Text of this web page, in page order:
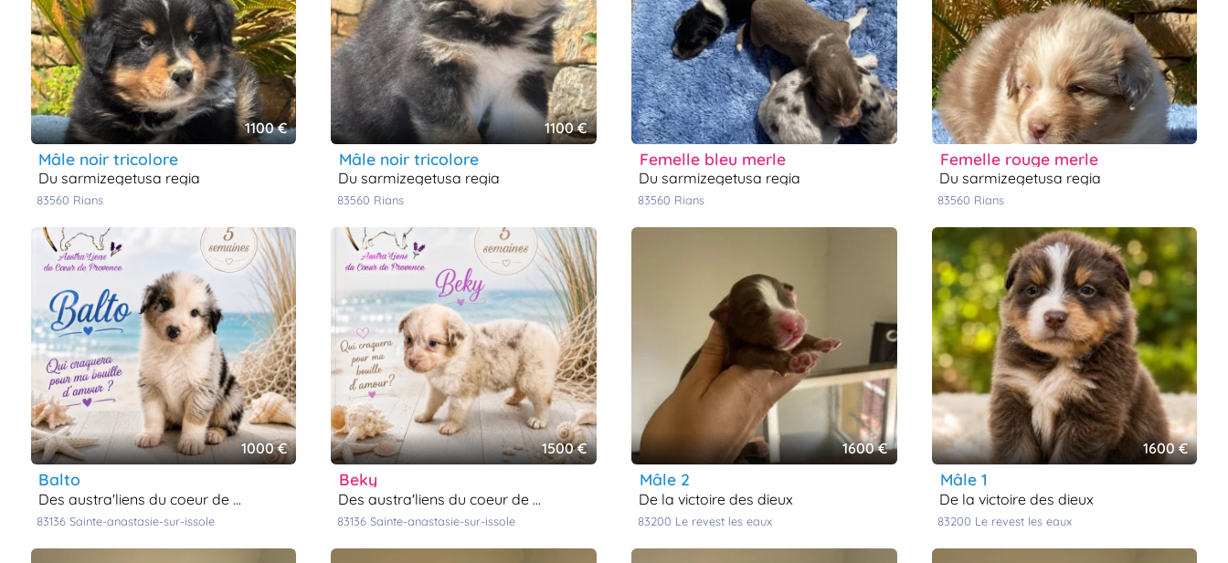
1100 €
mâle noir tricolore
du sarmizegetusa regia
83560 rians
1100 €
mâle noir tricolore
du sarmizegetusa regia
83560 rians
femelle bleu merle
du sarmizegetusa regia
83560 rians
femelle rouge merle
du sarmizegetusa regia
83560 rians
1000 €
balto
des austra'liens du coeur de provence
83136 sainte-anastasie-sur-issole
1500 €
beky
des austra'liens du coeur de provence
83136 sainte-anastasie-sur-issole
1600 €
mâle 2
de la victoire des dieux
83200 le revest les eaux
1600 €
mâle 1
de la victoire des dieux
83200 le revest les eaux